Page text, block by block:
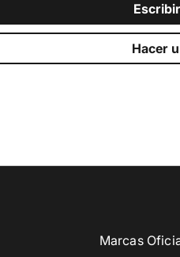
Hacer
Marcas